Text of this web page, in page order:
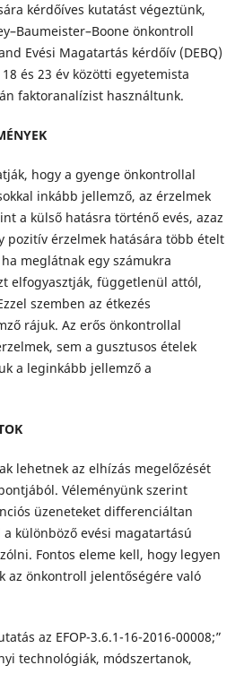
kérdőíves kutatást végeztünk,
önkontroll
Evési Magatartás kérdőív (DEBQ)
és 23 év közötti egyetemista
faktoranalízist használtunk.
hogy a gyenge önkontrollal
inkább jellemző, az érzelmek
a külső hatásra történő evés, azaz
pozitív érzelmek hatására több ételt
meglátnak egy számukra
elfogyasztják, függetlenül attól,
szemben az étkezés
rájuk. Az erős önkontrollal
sem a gusztusos ételek
a leginkább jellemző a
lehetnek az elhízás megelőzését
Véleményünk szerint
üzeneteket differenciáltan
különböző evési magatartású
Fontos eleme kell, hogy legyen
az önkontroll jelentőségére való
az EFOP-3.6.1-16-2016-00008;”
technológiák, módszertanok,